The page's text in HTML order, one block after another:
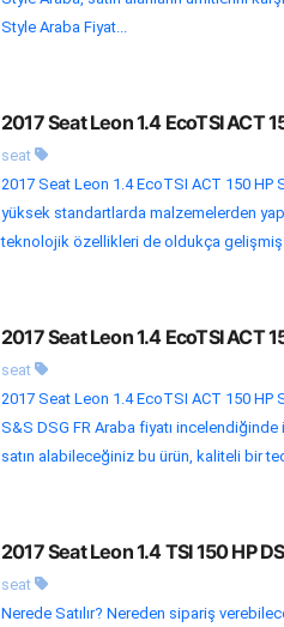
Style Araba Fiyat...
2017 Seat Leon 1.4 EcoTSI ACT
seat
2017 Seat Leon 1.4 EcoTSI ACT 150
yüksek standartlarda malzemelerden
teknolojik özellikleri de oldukça gelişmiş
2017 Seat Leon 1.4 EcoTSI ACT
seat
2017 Seat Leon 1.4 EcoTSI ACT 150 HP
S&S DSG FR Araba fiyatı
satın alabileceğiniz bu ürün, kaliteli bir
2017 Seat Leon 1.4 TSI 150 HP
seat
Nerede Satılır? Nereden sipariş